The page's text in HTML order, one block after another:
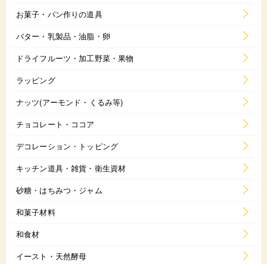
お菓子・パン作りの道具
バター・乳製品・油脂・卵
ドライフルーツ・加工野菜・果物
ラッピング
ナッツ(アーモンド・くるみ等)
チョコレート・ココア
デコレーション・トッピング
キッチン道具・雑貨・衛生資材
砂糖・はちみつ・ジャム
和菓子材料
和食材
イースト・天然酵母